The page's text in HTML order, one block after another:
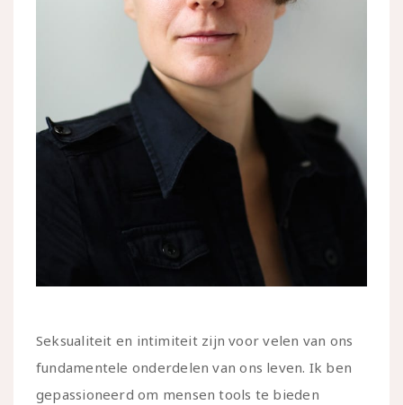
Seksualiteit en intimiteit zijn voor velen van ons
fundamentele onderdelen van ons leven. Ik ben
gepassioneerd om mensen tools te bieden